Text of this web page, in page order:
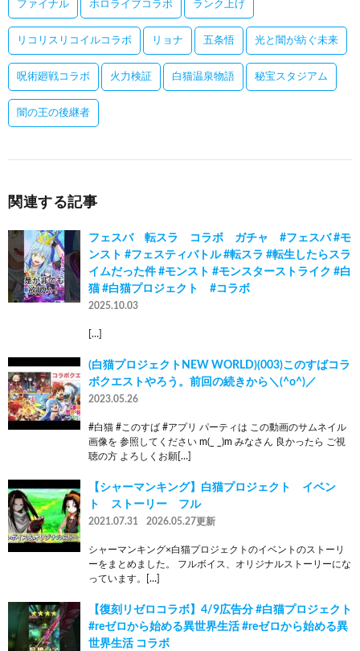
ファイナル ホロライブコラボ ランク上げ
リコリスリコイルコラボ リョナ 五条悟 光と闇が紡ぐ未来
呪術廻戦コラボ 火力検証 白猫温泉物語 秘宝スタジアム
闇の王の後継者
関連する記事
フェスバ 転スラ コラボ ガチャ #フェスバ #モ
ンスト #フェスティバトル #転スラ #転生したらスラ
イムだった件 #モンスト #モンスターストライク #白
猫 #白猫プロジェクト #コラボ
2025.10.03
[…]
(白猫プロジェクトNEW WORLD)(003)このすばコラ
ボクエストやろう。前回の続きから＼(^o^)／
2023.05.26
#白猫 #このすば #アプリ パーティは この動画のサムネイル
画像を 参照してください m(_ _)m みなさん 良かったら ご視
聴の方 よろしくお願[…]
【シャーマンキング】白猫プロジェクト イベン
ト ストーリー フル
2021.07.31 2026.05.27更新
シャーマンキング×白猫プロジェクトのイベントのストーリ
ーをまとめました。 フルボイス、オリジナルストーリーにな
っています。[…]
【復刻リゼロコラボ】4/9広告分 #白猫プロジェクト
#reゼロから始める異世界生活 #reゼロから始める異
世界生活 コラボ